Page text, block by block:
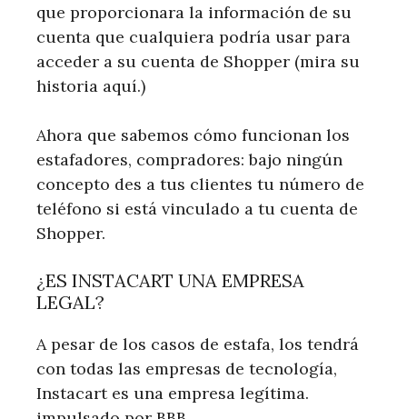
que proporcionara la información de su
cuenta que cualquiera podría usar para
acceder a su cuenta de Shopper (mira su
historia aquí.)
Ahora que sabemos cómo funcionan los
estafadores, compradores: bajo ningún
concepto des a tus clientes tu número de
teléfono si está vinculado a tu cuenta de
Shopper.
¿ES INSTACART UNA EMPRESA
LEGAL?
A pesar de los casos de estafa, los tendrá
con todas las empresas de tecnología,
Instacart es una empresa legítima.